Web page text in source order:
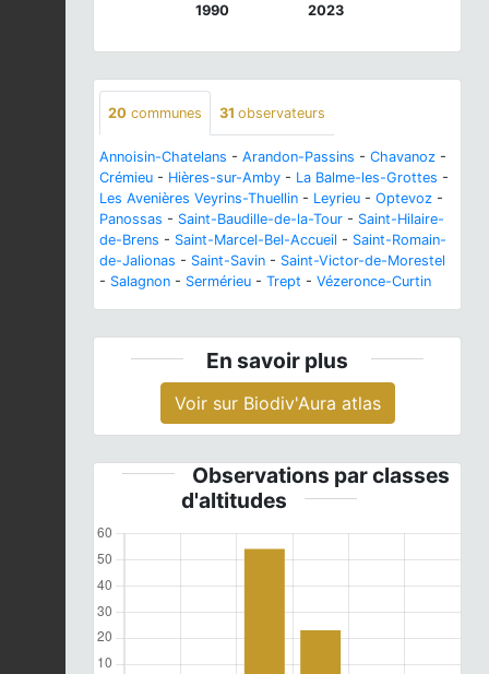
1990 2023
20 communes 31 observateurs
Annoisin-Chatelans - Arandon-Passins - Chavanoz -
Crémieu - Hières-sur-Amby - La Balme-les-Grottes -
Les Avenières Veyrins-Thuellin - Leyrieu - Optevoz -
Panossas - Saint-Baudille-de-la-Tour - Saint-Hilaire-
de-Brens - Saint-Marcel-Bel-Accueil - Saint-Romain-
de-Jalionas - Saint-Savin - Saint-Victor-de-Morestel
- Salagnon - Sermérieu - Trept - Vézeronce-Curtin
En savoir plus
Voir sur Biodiv'Aura atlas
Observations par classes
d'altitudes